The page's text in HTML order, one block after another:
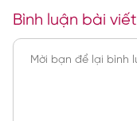
Bình luận bài viết